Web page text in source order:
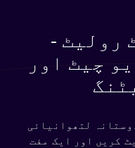
رولیٹ -
چیٹ اور
لتھوانیائی
کریں اور ایک مفت